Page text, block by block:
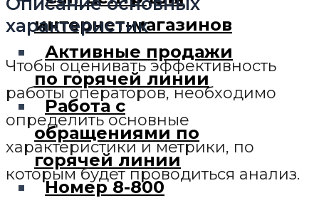
интернет-магазинов
Активные продажи
по горячей линии
Работа с
обращениями по
горячей линии
Номер 8-800
характеристик
Чтобы оценивать эффективность
работы операторов, необходимо
определить основные
характеристики и метрики, по
которым будет проводиться анализ.